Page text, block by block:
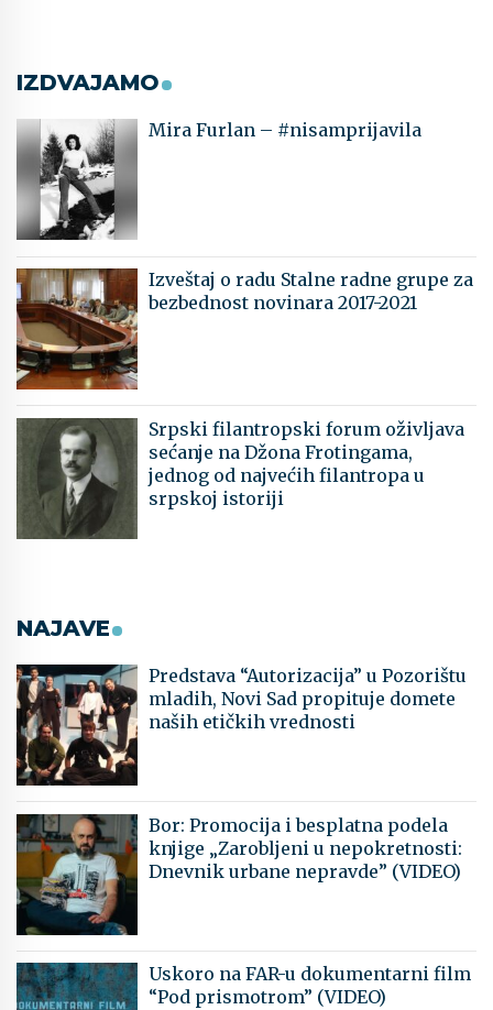
IZDVAJAMO
Mira Furlan – #nisamprijavila
Izveštaj o radu Stalne radne grupe za
bezbednost novinara 2017-2021
Srpski filantropski forum oživljava
sećanje na Džona Frotingama,
jednog od najvećih filantropa u
srpskoj istoriji
NAJAVE
Predstava “Autorizacija” u Pozorištu
mladih, Novi Sad propituje domete
naših etičkih vrednosti
Bor: Promocija i besplatna podela
knjige „Zarobljeni u nepokretnosti:
Dnevnik urbane nepravde” (VIDEO)
Uskoro na FAR-u dokumentarni film
“Pod prismotrom” (VIDEO)